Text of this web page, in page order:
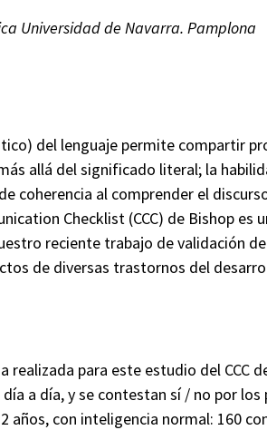
Universidad de Navarra. Pamplona
del lenguaje permite compartir
allá del significado literal; la
coherencia al comprender el
Checklist (CCC) de Bishop es
reciente trabajo de validación
de diversas trastornos del
realizada para este estudio del
a día, y se contestan sí / no por
años, con inteligencia normal: 160